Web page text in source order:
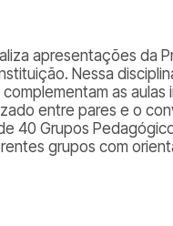
apresentações da
Nessa
as aulas
entre pares e o
40 Grupos
grupos com